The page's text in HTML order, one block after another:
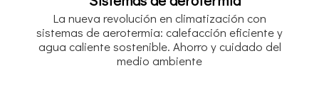
La nueva revolución en climatización con
sistemas de aerotermia: calefacción eficiente y
agua caliente sostenible. Ahorro y cuidado del
medio ambiente